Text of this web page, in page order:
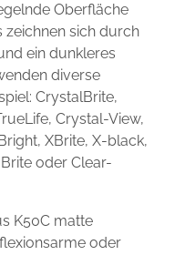
Oberfläche
zeichnen sich durch
ein dunkleres
diverse
CrystalBrite,
Crystal-View,
XBrite, X-black,
oder Clear-
K50C matte
oder